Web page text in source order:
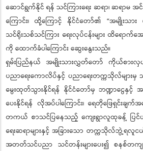
ဆောင်ရွက်နိုင် ရန် သင်ကြားရေး ဆရာ၊ ဆရာမ အ
ကြောင်း၊ ထို့ကြောင့် နိုင်ငံတော်၏ “အမျိုးသား
သင်ရိုးသစ်သင်ကြား ရေးလုပ်ငန်းများ ထိရောက်အ
ကို ထောက်ခံပါကြောင်း ဆွေးနွေးသည်။
ရှမ်းပြည်နယ် အမျိုးသားလွှတ်တော် ကိုယ်စား
ပညာရေးကောလိပ်နှင့် ပညာရေးတက္ကသိုလ်များမှ သ
မွေးထုတ်သွားနိုင်ရန် နိုင်ငံတော်မှ ဘဏ္ဍာငွေနှင့် အရ
ပေးနိုင်ရန် လိုအပ်ပါကြောင်း၊ ရေတိုဖြေရှင်းချက်
တကယ် စာသင်ပြနေသည့် ကျေးရွာလူထုခန့် ပြ
ရေးဆရာများနှင့် အခြားသော တက္ကသိုလ်ဘွဲ့ရလူ
အတတ်သင်ပညာ သင်တန်းများပေး၍ စနစ်တကျ